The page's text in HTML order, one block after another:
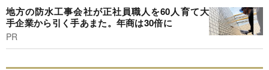
地方の防水工事会社が正社員職人を60人育て大
手企業から引く手あまた。年商は30倍に
PR